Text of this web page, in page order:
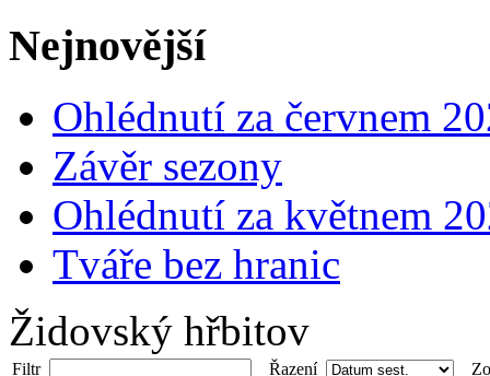
Nejnovější
Ohlédnutí za červnem
Závěr sezony
Ohlédnutí za květnem
Tváře bez hranic
Židovský hřbitov
Filtr Řazení